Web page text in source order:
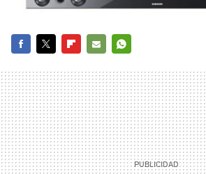
MAIL